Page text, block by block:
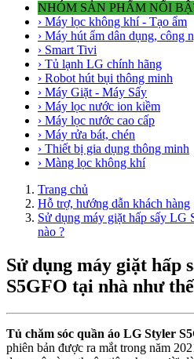
NHÓM SẢN PHẨM NỔI
› Máy lọc không khí - Tạo ẩm
› Máy hút ẩm dân dụng, công
› Smart Tivi
› Tủ lạnh LG chính hãng
› Robot hút bụi thông minh
› Máy Giặt - Máy Sấy
› Máy lọc nước ion kiềm
› Máy lọc nước cao cấp
› Máy rửa bát, chén
› Thiết bị gia dụng thông minh
› Màng lọc không khí
Trang chủ
Hỗ trợ, hướng dẫn khách hàng
Sử dụng máy giặt hấp sấy LG
nào ?
Sử dụng máy giặt hấp
S5GFO tại nhà như
Tủ chăm sóc quần áo LG Styler
phiên bản được ra mắt trong năm